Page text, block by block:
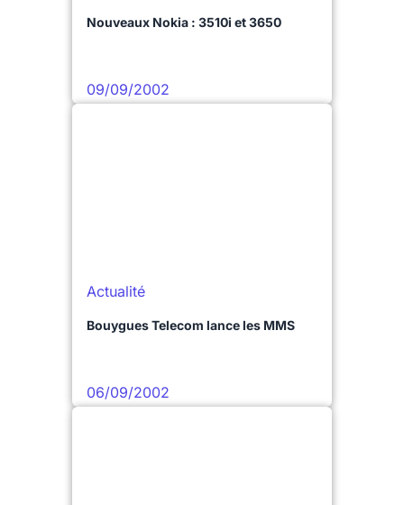
Nouveaux Nokia : 3510i et 3650
09/09/2002
Actualité
Bouygues Telecom lance les MMS
06/09/2002